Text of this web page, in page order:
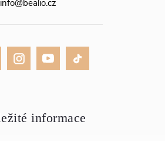
info@bealio.cz